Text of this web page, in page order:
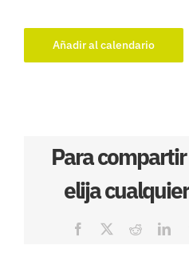
Añadir al calendario
Para
elija
Facebook Reddit